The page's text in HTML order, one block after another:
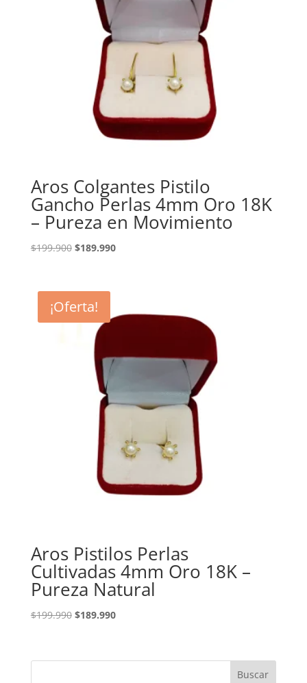
Aros Colgantes Pistilo
Gancho Perlas 4mm Oro 18K
– Pureza en Movimiento
$199.900 El
era:
$199.900.
$189.990El
¡Oferta!
Aros Pistilos Perlas
Cultivadas 4mm Oro 18K –
Pureza Natural
$199.990 El
era:
$189.990El
es:
Buscar